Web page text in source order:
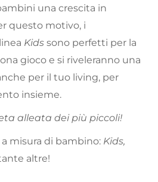
una crescita in
questo motivo, i
Kids sono perfetti per la
gioco e si riveleranno una
per il tuo living, per
insieme.
alleata dei più piccoli!
misura di bambino: Kids,
altre!